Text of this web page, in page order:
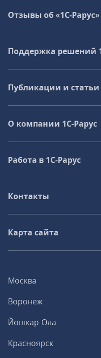
Москва
Воронеж
Йошкар-Ола
Красноярск
Отзывы об «1С-Рарус»
Поддержка решений
Публикации и статьи
О компании 1C-Рарус
Работа в 1С‑Рарус
Контакты
Карта сайта